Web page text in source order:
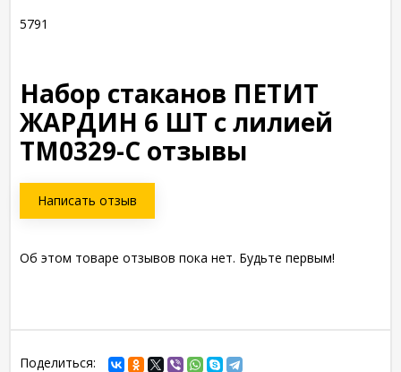
5791
Набор стаканов ПЕТИТ
ЖАРДИН 6 ШТ с лилией
TM0329-C отзывы
Написать отзыв
Об этом товаре отзывов пока нет. Будьте первым!
Поделиться: